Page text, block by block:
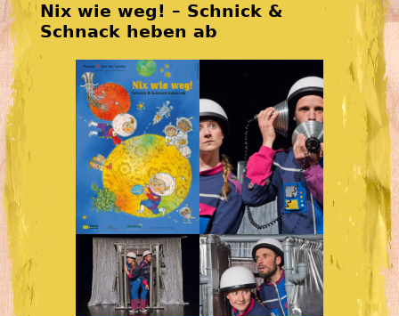
Nix wie weg! – Schnick &
Schnack heben ab